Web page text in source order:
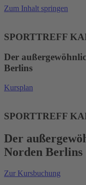
Zum Inhalt springen
SPORTTREFF
Der
Berlins
Kursplan
SPORTTREFF
Der
Norden Berlins
Zur Kursbuchung